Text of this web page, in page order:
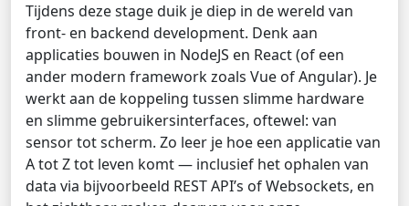
Tijdens deze stage duik je diep in de wereld van
front- en backend development. Denk aan
applicaties bouwen in NodeJS en React (of een
ander modern framework zoals Vue of Angular). Je
werkt aan de koppeling tussen slimme hardware
en slimme gebruikersinterfaces, oftewel: van
sensor tot scherm. Zo leer je hoe een applicatie van
A tot Z tot leven komt — inclusief het ophalen van
data via bijvoorbeeld REST API’s of Websockets, en